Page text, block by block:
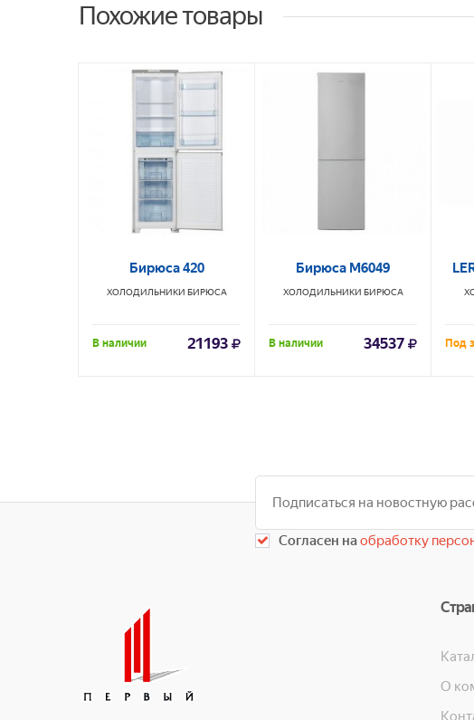
Похожие товары
Бирюса 420
ХОЛОДИЛЬНИКИ БИРЮСА
В наличии 21193
Бирюса М6049
ХОЛОДИЛЬНИКИ БИРЮСА
В наличии 34537 Под
Согласен наобработку
О